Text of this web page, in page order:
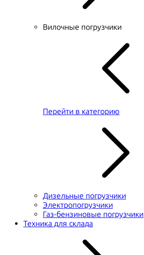
Вилочные погрузчики
Перейти в категорию
Дизельные погрузчики
Электропогрузчики
Газ-бензиновые погрузчики
Техника для склада